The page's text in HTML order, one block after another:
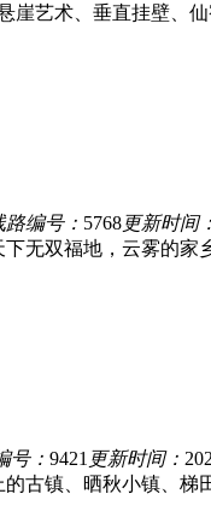
崖艺术、垂直挂壁、
路编号： 5768更新时间：
无双福地，云雾的
号： 9421 更新时间：
古镇、晒秋小镇、